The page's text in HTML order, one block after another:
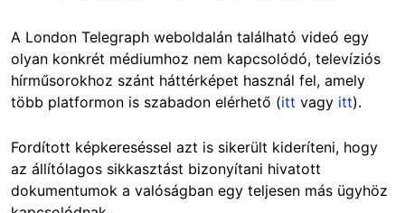
A London Telegraph weboldalán található videó egy
olyan konkrét médiumhoz nem kapcsolódó, televíziós
hírműsorokhoz szánt háttérképet használ fel, amely
több platformon is szabadon elérhető (itt vagy itt).
Fordított képkereséssel azt is sikerült kideríteni, hogy
az állítólagos sikkasztást bizonyítani hivatott
dokumentumok a valóságban egy teljesen más ügyhöz